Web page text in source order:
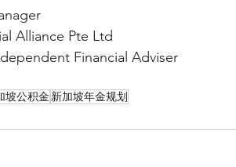
Alliance Pte Ltd
Financial Adviser
坡公积金 新加坡年金规划